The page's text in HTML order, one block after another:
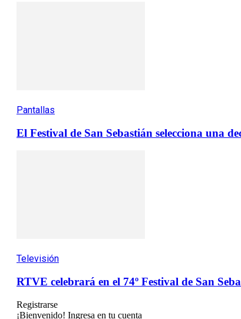
Pantallas
El Festival de San Sebastián selecciona una
Televisión
RTVE celebrará en el 74º Festival de San
Registrarse
¡Bienvenido! Ingresa en tu cuenta